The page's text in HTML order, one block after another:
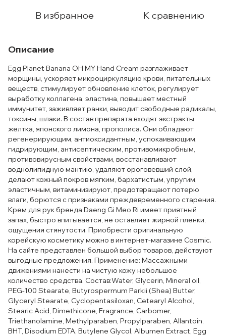
В избранное К сравнению
Описание
Egg Planet Banana OH MY Hand Cream разглаживает
морщины, ускоряет микроциркуляцию крови, питательных
веществ, стимулирует обновление клеток, регулирует
выработку коллагена, эластина, повышает местный
иммунитет, заживляет ранки, выводит свободные радикалы,
токсины, шлаки. В состав препарата входят экстракты
желтка, японского лимона, прополиса. Они обладают
регенерирующим, антиоксидантным, успокаивающим,
гидрирующим, антисептическим, противомикробным,
противовирусным свойствами, восстанавливают
воднолипидную мантию, удаляют ороговевший слой,
делают кожный покров мягким, бархатистым, упругим,
эластичным, витаминизируют, предотвращают потерю
влаги, борются с признаками преждевременного старения.
Крем для рук бренда Daeng Gi Meo Ri имеет приятный
запах, быстро впитывается, не оставляет жирной пленки,
ощущения стянутости. Приобрести оригинальную
корейскую косметику можно в интернет-магазине Cosmic.
На сайте представлен большой выбор товаров, действуют
выгодные предложения. Применение: Массажными
движениями нанести на чистую кожу небольшое
количество средства. Состав:Water, Glycerin, Mineral oil,
PEG-100 Stearate, Butyrospermum Parkii (Shea) Butter,
Glyceryl Stearate, Cyclopentasiloxan, Cetearyl Alcohol,
Stearic Acid, Dimethicone, Fragrance, Carbomer,
Triethanolamine, Methylparaben, Propylparaben, Allantoin,
BHT, Disodium EDTA, Butylene Glycol, Albumen Extract, Egg